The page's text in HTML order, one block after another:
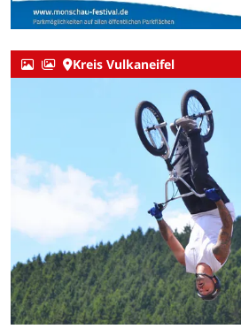
Kreis Vulkaneifel